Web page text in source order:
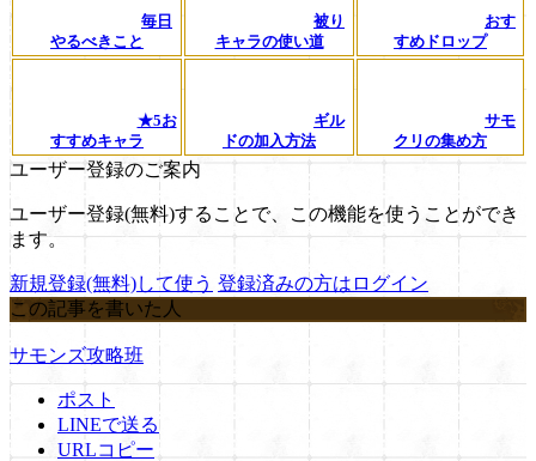
毎日
やるべきこと
被り
キャラの使い道
おす
すめドロップ
★5お
すすめキャラ
ギル
ドの加入方法
サモ
クリの集め方
ユーザー登録のご案内
ユーザー登録(無料)することで、この機能を使うことができ
ます。
新規登録(無料)して使う 登録済みの方はログイン
この記事を書いた人
サモンズ攻略班
ポスト
LINEで送る
URLコピー